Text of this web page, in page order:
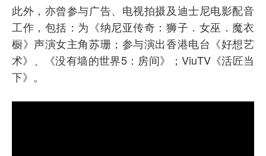
此外，亦曾参与广告、电视拍摄及迪士尼电影配音
工作，包括：为《纳尼亚传奇：狮子．女巫．魔衣
橱》声演女主角苏珊；参与演出香港电台《好想艺
术》、《没有墙的世界5：房间》；ViuTV《活匠当
下》。